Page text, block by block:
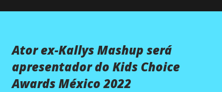
Ator ex-Kallys Mashup será
apresentador do Kids Choice
Awards México 2022